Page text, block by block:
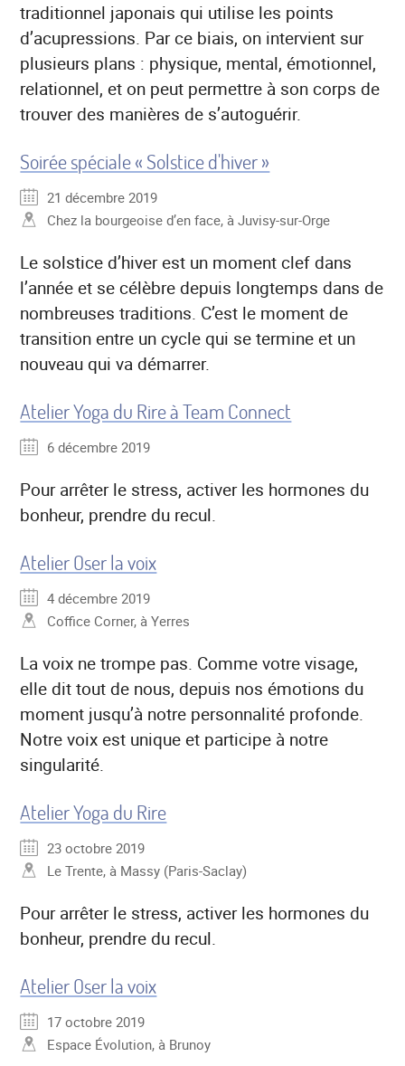
traditionnel japonais qui utilise les points
d’acupressions. Par ce biais, on intervient sur
plusieurs plans : physique, mental, émotionnel,
relationnel, et on peut permettre à son corps de
trouver des manières de s’autoguérir.
Soirée spéciale « Solstice d'hiver »
21 décembre 2019
Chez la bourgeoise d’en face, à Juvisy-sur-Orge
Le solstice d’hiver est un moment clef dans
l’année et se célèbre depuis longtemps dans de
nombreuses traditions. C’est le moment de
transition entre un cycle qui se termine et un
nouveau qui va démarrer.
Atelier Yoga du Rire à Team Connect
6 décembre 2019
Pour arrêter le stress, activer les hormones du
bonheur, prendre du recul.
Atelier Oser la voix
4 décembre 2019
Coffice Corner, à Yerres
La voix ne trompe pas. Comme votre visage,
elle dit tout de nous, depuis nos émotions du
moment jusqu’à notre personnalité profonde.
Notre voix est unique et participe à notre
singularité.
Atelier Yoga du Rire
23 octobre 2019
Le Trente, à Massy (Paris-Saclay)
Pour arrêter le stress, activer les hormones du
bonheur, prendre du recul.
Atelier Oser la voix
17 octobre 2019
Espace Évolution, à Brunoy